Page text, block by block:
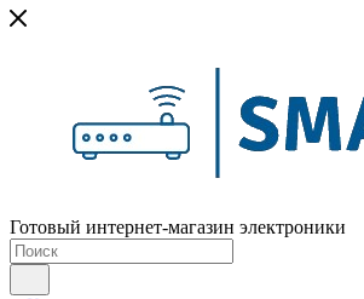
Готовый интернет-магазин электроники